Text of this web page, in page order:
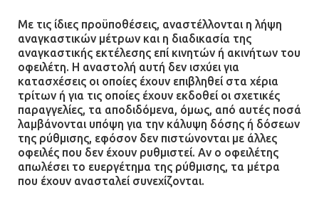
Με τις ίδιες προϋποθέσεις, αναστέλλονται η λήψη
αναγκαστικών μέτρων και η διαδικασία της
αναγκαστικής εκτέλεσης επί κινητών ή ακινήτων του
οφειλέτη. Η αναστολή αυτή δεν ισχύει για
κατασχέσεις οι οποίες έχουν επιβληθεί στα χέρια
τρίτων ή για τις οποίες έχουν εκδοθεί οι σχετικές
παραγγελίες, τα αποδιδόμενα, όμως, από αυτές ποσά
λαμβάνονται υπόψη για την κάλυψη δόσης ή δόσεων
της ρύθμισης, εφόσον δεν πιστώνονται με άλλες
οφειλές που δεν έχουν ρυθμιστεί. Αν ο οφειλέτης
απωλέσει το ευεργέτημα της ρύθμισης, τα μέτρα
που έχουν ανασταλεί συνεχίζονται.